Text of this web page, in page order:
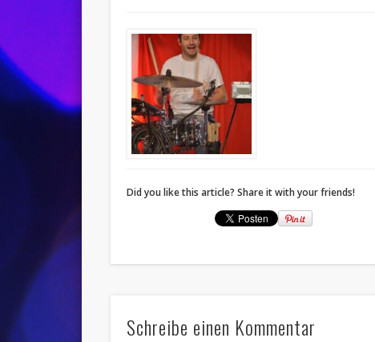
Did you like this article? Share it with your friends!
Schreibe einen Kommentar